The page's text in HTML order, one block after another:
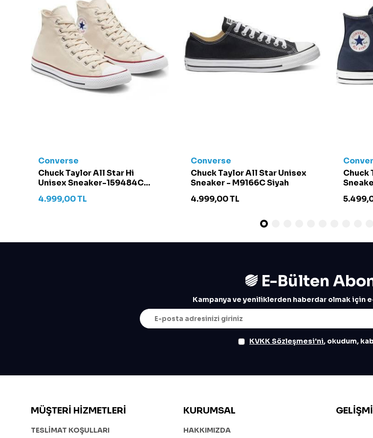
Converse
Chuck Taylor All Star Hi
Unisex Sneaker-159484C
4.999,00TL
Converse
Chuck Taylor All Star Unisex
Sneaker - M9166C Siyah
4.999,00TL
Chuck
E-Bülten
Kampanya ve yeniliklerden haberdar olmak için
KVKK Sözleşmesi'ni, okudum,
MÜŞTERI HIZMETLERI
TESLİMAT KOŞULLARI
KURUMSAL
HAKKIMIZDA